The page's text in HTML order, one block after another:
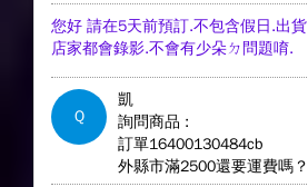
您好 請在5天前預訂.不包含假日.出貨
店家都會錄影.不會有少朵ㄉ問題唷.
Q
凱
詢問商品 :
訂單16400130484cb
外縣市滿2500還要運費嗎？